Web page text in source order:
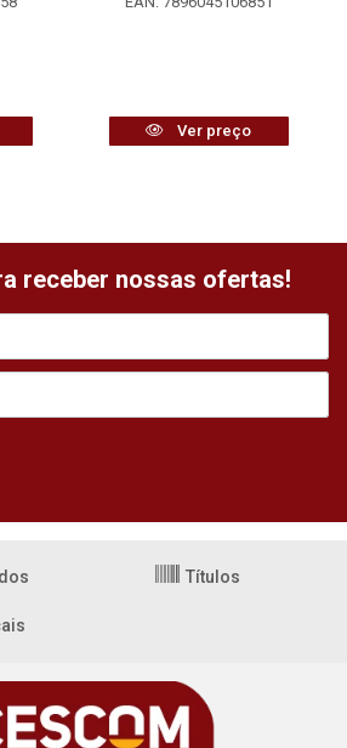
Ver preço
receber nossas ofertas!
Títulos